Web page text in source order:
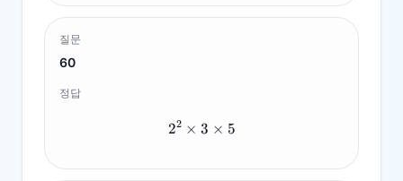
질문
60
정답
2^2 \times 3 \times 5
22 × 3 × 5